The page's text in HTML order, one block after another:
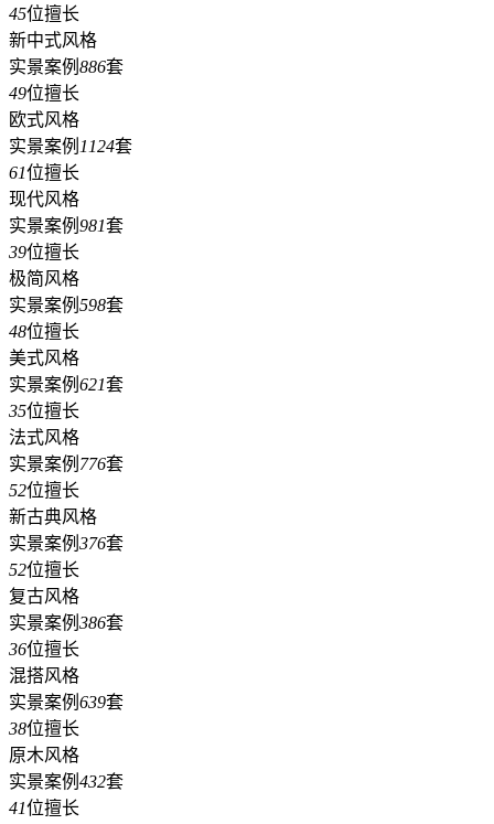
45位擅长
新中式风格
实景案例 886套
49位擅长
欧式风格
实景案例 1124套
61位擅长
现代风格
实景案例 981套
39位擅长
极简风格
实景案例 598套
48位擅长
美式风格
实景案例 621套
35位擅长
法式风格
实景案例 776套
52位擅长
新古典风格
实景案例 376套
52位擅长
复古风格
实景案例 386套
36位擅长
混搭风格
实景案例 639套
38位擅长
原木风格
实景案例 432套
41位擅长